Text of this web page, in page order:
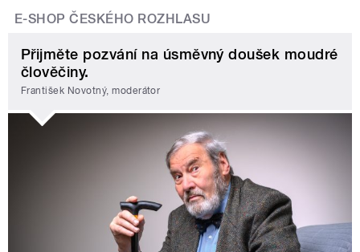
E-SHOP ČESKÉHO ROZHLASU
Přijměte pozvání na úsměvný doušek moudré
člověčiny.
František Novotný, moderátor